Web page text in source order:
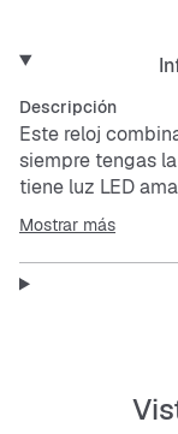
Descripción
Este reloj
siempre tengas
tiene luz LED
automática y
funciones útiles
temporizador y
totalmente
Perfecto para el
Mostrar más